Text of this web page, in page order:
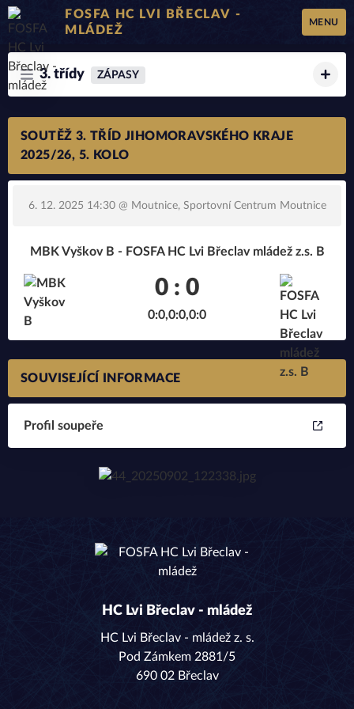
FOSFA HC LVI BŘECLAV -
MLÁDEŽ
MENU
3. třídy ZÁPASY
SOUTĚŽ 3. TŘÍD JIHOMORAVSKÉHO KRAJE
2025/26, 5. KOLO
6. 12. 2025 14:30@ Moutnice, Sportovní Centrum Moutnice
MBK Vyškov B - FOSFA HC Lvi Břeclav mládež z.s. B
0 : 0
0:0,0:0,0:0
SOUVISEJÍCÍ INFORMACE
Profil soupeře
HC Lvi Břeclav - mládež
HC Lvi Břeclav - mládež z. s.
Pod Zámkem 2881/5
690 02 Břeclav